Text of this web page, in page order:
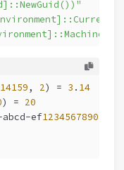
, 2) = 3 . 14
) = 20
abcd-ef1234567890